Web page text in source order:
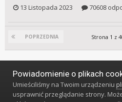
13 Listopada 2023
70608
POPRZEDNIA Strona 1 z
Język Styl Polityka
Klub Miłośników
Powered by
Powiadomienie o plikach
Umieściliśmy na Twoim urządzeniu
usprawnić przeglądanie strony.